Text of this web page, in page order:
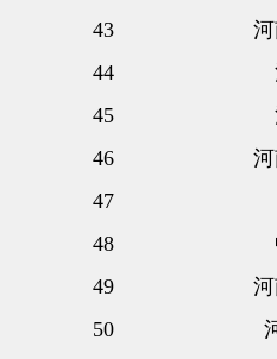
43
44
45
46
47
48
49
50